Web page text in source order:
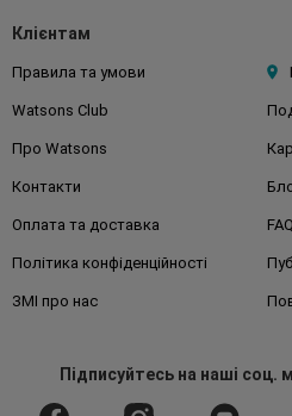
Клієнтам
Правила та умови
Watsons Club
Про Watsons
Контакти
Оплата та доставка FAQ
Політика конфіденційності
ЗМІ про нас
Підписуйтесьна наші соц.